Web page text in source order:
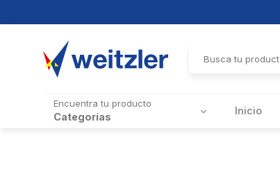
por:
Encuentra tu producto
Categorías Inicio